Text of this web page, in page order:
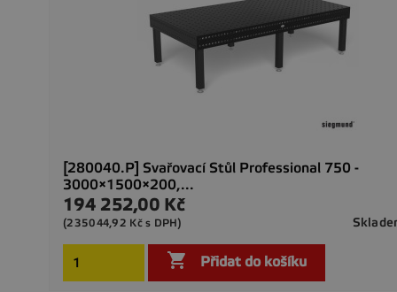
[280040.P] Svařovací Stůl Professional 750 -
3000×1500×200,...
Cena
194 252,00 Kč
(235044,92 Kč s DPH)
 Přidat do košíku